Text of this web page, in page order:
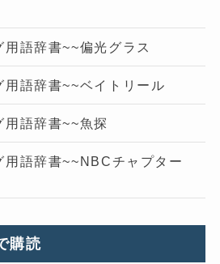
語辞書~~偏光グラス
用語辞書~~ベイトリール
用語辞書~~魚探
用語辞書~~NBCチャプター
購読